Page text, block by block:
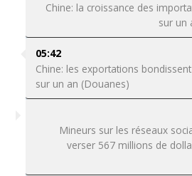
Chine: la croissance des
sur un
05:42
Chine: les exportations
sur un an (Douanes)
Mineurs sur les réseaux
verser 567 millions de